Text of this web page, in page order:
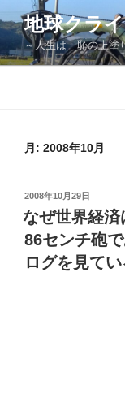
ン
テ
ン
地球クラ
～人生は 恥の上塗
月: 2008年10月
投
稿
日:
2008年10月29日
なぜ世界経
86センチ砲
ログを見て